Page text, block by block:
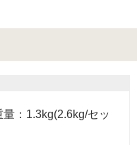
：1.3kg(2.6kg/セッ